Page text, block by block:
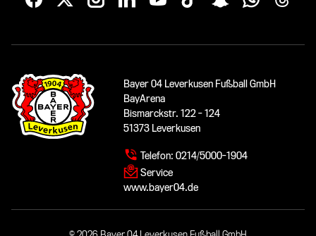
Bayer 04 Leverkusen Fußball GmbH
BayArena
Bismarckstr. 122 - 124
51373 Leverkusen
Telefon: 0214/5000-1904
Service
www.bayer04.de